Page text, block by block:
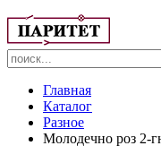
Главная
Каталог
Разное
Молодечно роз 2-